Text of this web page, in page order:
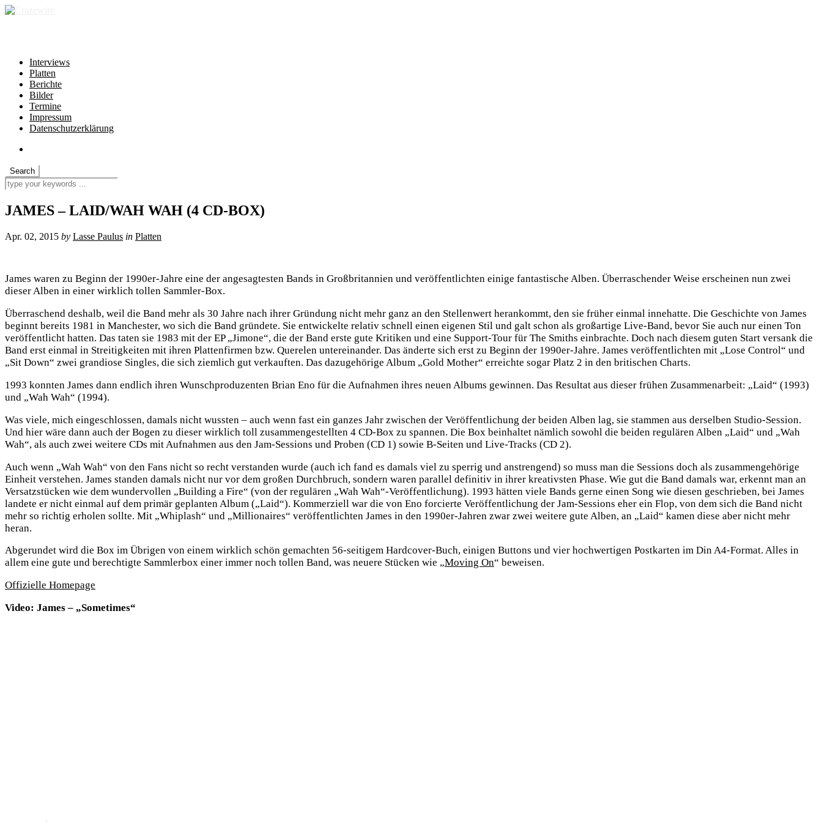
Interviews
Platten
Berichte
Bilder
Termine
Impressum
Datenschutzerklärung
JAMES – LAID/WAH WAH (4 CD-BOX)
Apr. 02, 2015 by Lasse Paulus in Platten
James waren zu Beginn der 1990er-Jahre eine der angesagtesten Bands in Großbritannien und veröffentlichten einige fantastische Alben. Überraschender Weise erscheinen nun zwei
dieser Alben in einer wirklich tollen Sammler-Box.
Überraschend deshalb, weil die Band mehr als 30 Jahre nach ihrer Gründung nicht mehr ganz an den Stellenwert herankommt, den sie früher einmal innehatte. Die Geschichte von James
beginnt bereits 1981 in Manchester, wo sich die Band gründete. Sie entwickelte relativ schnell einen eigenen Stil und galt schon als großartige Live-Band, bevor Sie auch nur einen Ton
veröffentlicht hatten. Das taten sie 1983 mit der EP „Jimone“, die der Band erste gute Kritiken und eine Support-Tour für The Smiths einbrachte. Doch nach diesem guten Start versank die
Band erst einmal in Streitigkeiten mit ihren Plattenfirmen bzw. Querelen untereinander. Das änderte sich erst zu Beginn der 1990er-Jahre. James veröffentlichten mit „Lose Control“ und
„Sit Down“ zwei grandiose Singles, die sich ziemlich gut verkauften. Das dazugehörige Album „Gold Mother“ erreichte sogar Platz 2 in den britischen Charts.
1993 konnten James dann endlich ihren Wunschproduzenten Brian Eno für die Aufnahmen ihres neuen Albums gewinnen. Das Resultat aus dieser frühen Zusammenarbeit: „Laid“ (1993)
und „Wah Wah“ (1994).
Was viele, mich eingeschlossen, damals nicht wussten – auch wenn fast ein ganzes Jahr zwischen der Veröffentlichung der beiden Alben lag, sie stammen aus derselben Studio-Session.
Und hier wäre dann auch der Bogen zu dieser wirklich toll zusammengestellten 4 CD-Box zu spannen. Die Box beinhaltet nämlich sowohl die beiden regulären Alben „Laid“ und „Wah
Wah“, als auch zwei weitere CDs mit Aufnahmen aus den Jam-Sessions und Proben (CD 1) sowie B-Seiten und Live-Tracks (CD 2).
Auch wenn „Wah Wah“ von den Fans nicht so recht verstanden wurde (auch ich fand es damals viel zu sperrig und anstrengend) so muss man die Sessions doch als zusammengehörige
Einheit verstehen. James standen damals nicht nur vor dem großen Durchbruch, sondern waren parallel definitiv in ihrer kreativsten Phase. Wie gut die Band damals war, erkennt man an
Versatzstücken wie dem wundervollen „Building a Fire“ (von der regulären „Wah Wah“-Veröffentlichung). 1993 hätten viele Bands gerne einen Song wie diesen geschrieben, bei James
landete er nicht einmal auf dem primär geplanten Album („Laid“). Kommerziell war die von Eno forcierte Veröffentlichung der Jam-Sessions eher ein Flop, von dem sich die Band nicht
mehr so richtig erholen sollte. Mit „Whiplash“ und „Millionaires“ veröffentlichten James in den 1990er-Jahren zwar zwei weitere gute Alben, an „Laid“ kamen diese aber nicht mehr
heran.
Abgerundet wird die Box im Übrigen von einem wirklich schön gemachten 56-seitigem Hardcover-Buch, einigen Buttons und vier hochwertigen Postkarten im Din A4-Format. Alles in
allem eine gute und berechtigte Sammlerbox einer immer noch tollen Band, was neuere Stücken wie „Moving On“ beweisen.
Offizielle Homepage
Video: James – „Sometimes“